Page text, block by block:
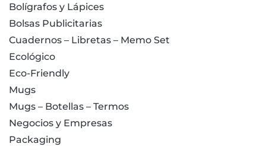
Bolígrafos y Lápices
Bolsas Publicitarias
Cuadernos – Libretas – Memo Set
Ecológico
Eco-Friendly
Mugs
Mugs – Botellas – Termos
Negocios y Empresas
Packaging